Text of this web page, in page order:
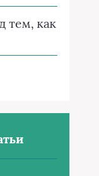
тем, как